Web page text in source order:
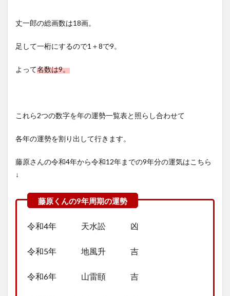
丈一郎の総画数は18画。
足して一桁にするので1＋8で9。
よって名数は9。
これら2つの数字を年の運勢一覧表と照らし合わせて
各年の運勢を割り出して行きます。
藤原さんの令和4年から令和12年までの9年分の運気はこちら
↓
令和4年 天水訟 凶
令和5年 地風升 吉
令和6年 山雷頤 吉